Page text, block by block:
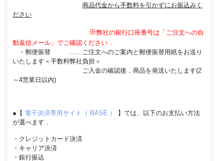
商品代金から手数料を引かずにお振込みく
ださい
※弊社の銀行口座番号は「ご注文への自
動返信メール」でご確認ください．
・郵便振替 ……ご注文へのご案内と郵便振替用紙をお送り
いたします＜手数料弊社負担＞
ご入金の確認後，商品を発送いたします(2
～4営業日以内)
●【 電子決済専用サイト（ BASE ）
】では、以下のお支払い方法
が選べます．
・クレジットカード決済
・キャリア決済
・銀行振込